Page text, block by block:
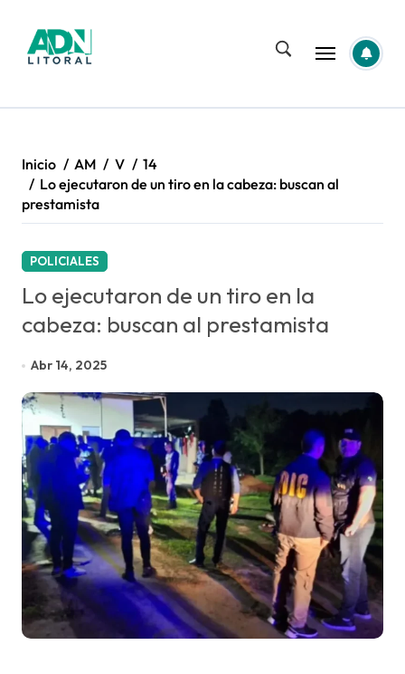
contenido
Inicio AM V
14
Lo ejecutaron de un tiro en la cabeza: buscan al
prestamista
POLICIALES
Lo ejecutaron de un tiro en la
cabeza: buscan al prestamista
Abr 14, 2025